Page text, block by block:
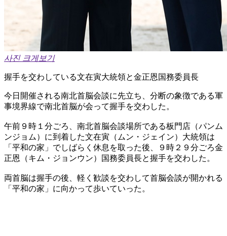
사진 크게보기
握手を交わしている文在寅大統領と金正恩国務委員長
今日開催される南北首脳会談に先立ち、分断の象徴である軍
事境界線で南北首脳が会って握手を交わした。
午前９時１分ごろ、南北首脳会談場所である板門店（パンム
ンジョム）に到着した文在寅（ムン・ジェイン）大統領は
「平和の家」でしばらく休息を取った後、９時２９分ごろ金
正恩（キム・ジョンウン）国務委員長と握手を交わした。
両首脳は握手の後、軽く歓談を交わして首脳会談が開かれる
「平和の家」に向かって歩いていった。